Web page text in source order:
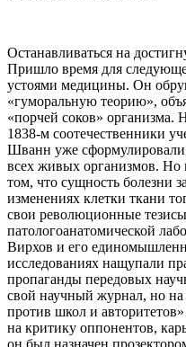
Останавливаться на
Пришло время для
устоями медицины. Он
«гуморальную теорию»,
«порчей соков» организма.
1838-м соотечественники
Шванн уже
всех живых организмов. Но
том, что сущность болезни
изменениях клетки ткани
свои революционные
патологоанатомической
Вирхов и его
исследованиях нащупали
пропаганды передовых
свой научный журнал, но
против школ и
на критику оппонентов,
он был назначен